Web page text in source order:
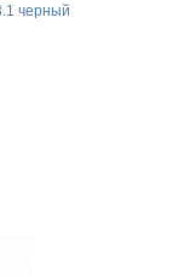
черный